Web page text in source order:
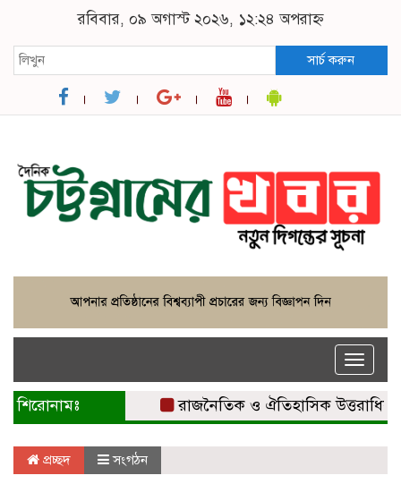
রবিবার, ০৯ অগাস্ট ২০২৬, ১২:২৪ অপরাহ্ন
সার্চ করুন
Toggle
শিরোনামঃ রাজনৈতিক ও ঐতিহাসিক
প্রচ্ছদ সংগঠন